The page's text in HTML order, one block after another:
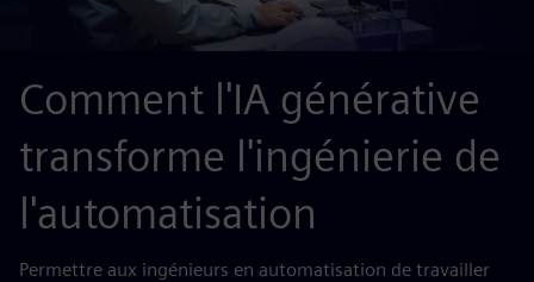
Comment l'IA générative
transforme l'ingénierie de
l'automatisation
Permettre aux ingénieurs en automatisation de travailler